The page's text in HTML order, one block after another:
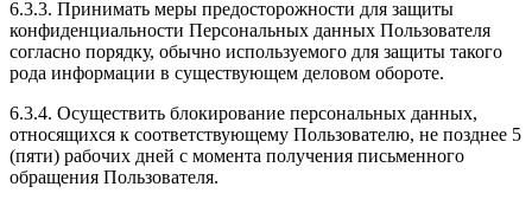
6.3.3. Принимать меры предосторожности для защиты
конфиденциальности Персональных данных Пользователя
согласно порядку, обычно используемого для защиты такого
рода информации в существующем деловом обороте.
6.3.4. Осуществить блокирование персональных данных,
относящихся к соответствующему Пользователю, не позднее 5
(пяти) рабочих дней с момента получения письменного
обращения Пользователя.